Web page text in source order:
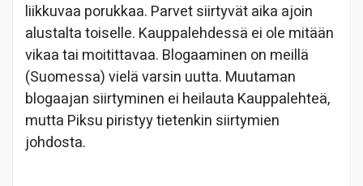
liikkuvaa porukkaa. Parvet siirtyvät aika ajoin
alustalta toiselle. Kauppalehdessä ei ole mitään
vikaa tai moitittavaa. Blogaaminen on meillä
(Suomessa) vielä varsin uutta. Muutaman
blogaajan siirtyminen ei heilauta Kauppalehteä,
mutta Piksu piristyy tietenkin siirtymien
johdosta.